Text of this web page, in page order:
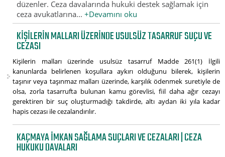
düzenler. Ceza davalarında hukuki destek sağlamak için
ceza avukatlarına...+Devamını oku
KIŞILERIN MALLARI ÜZERINDE USULSÜZ TASARRUF SUÇU VE
CEZASI
Kişilerin malları üzerinde usulsüz tasarruf Madde 261(1) İlgili
kanunlarda belirlenen koşullara aykırı olduğunu bilerek, kişilerin
taşınır veya taşınmaz malları üzerinde, karşılık ödenmek suretiyle de
olsa, zorla tasarrufta bulunan kamu görevlisi, fiil daha ağır cezayı
gerektiren bir suç oluşturmadığı takdirde, altı aydan iki yıla kadar
hapis cezası ile cezalandırılır.
KAÇMAYA IMKAN SAĞLAMA SUÇLARI VE CEZALARI | CEZA
HUKUKU DAVALARI